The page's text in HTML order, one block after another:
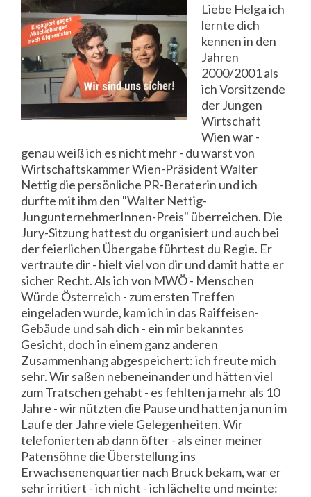
Liebe Helga ich
lernte dich
kennen in den
Jahren
2000/2001 als
ich Vorsitzende
der Jungen
Wirtschaft
Wien war -
genau weiß ich es nicht mehr - du warst von
Wirtschaftskammer Wien-Präsident Walter
Nettig die persönliche PR-Beraterin und ich
durfte mit ihm den "Walter Nettig-
JungunternehmerInnen-Preis" überreichen. Die
Jury-Sitzung hattest du organisiert und auch bei
der feierlichen Übergabe führtest du Regie. Er
vertraute dir - hielt viel von dir und damit hatte er
sicher Recht. Als ich von MWÖ - Menschen
Würde Österreich - zum ersten Treffen
eingeladen wurde, kam ich in das Raiffeisen-
Gebäude und sah dich - ein mir bekanntes
Gesicht, doch in einem ganz anderen
Zusammenhang abgespeichert: ich freute mich
sehr. Wir saßen nebeneinander und hätten viel
zum Tratschen gehabt - es fehlten ja mehr als 10
Jahre - wir nützten die Pause und hatten ja nun im
Laufe der Jahre viele Gelegenheiten. Wir
telefonierten ab dann öfter - als einer meiner
Patensöhne die Überstellung ins
Erwachsenenquartier nach Bruck bekam, war er
sehr irritiert - ich nicht - ich lächelte und meinte: